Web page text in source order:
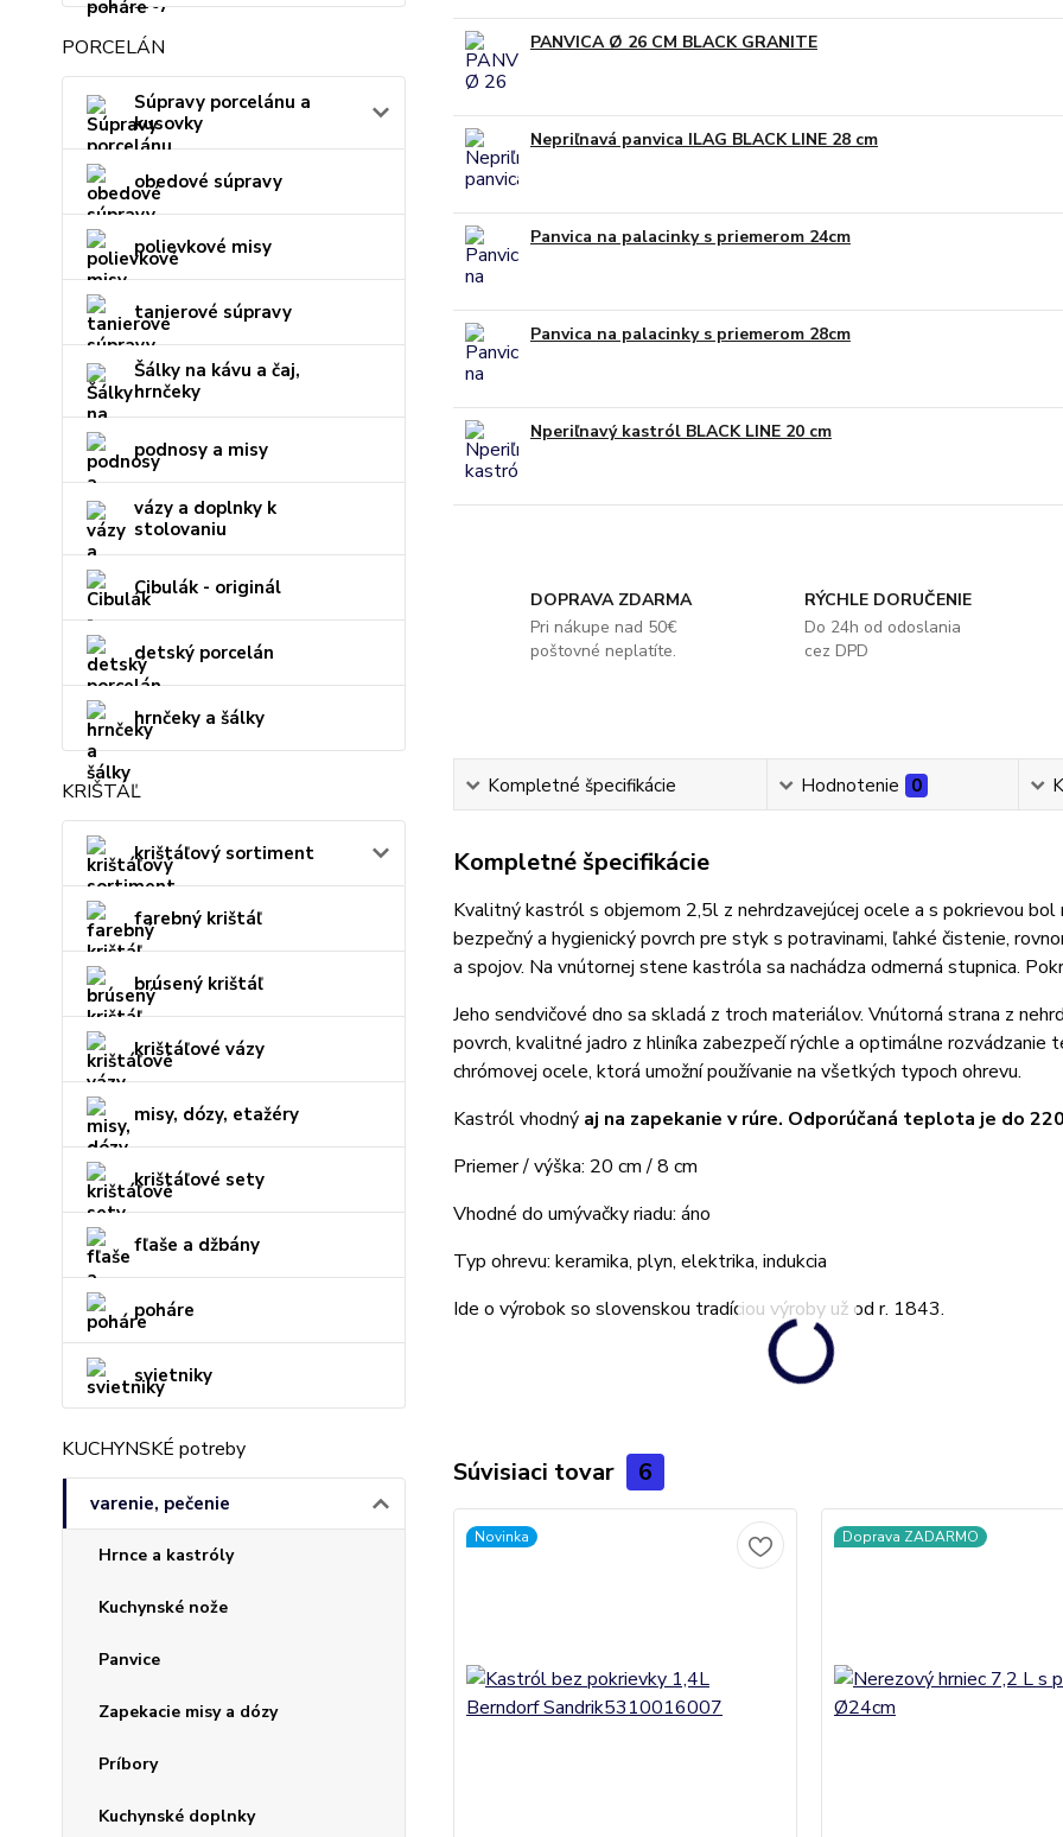
PORCELÁN
Súpravy porcelánu a
kusovky
obedové súpravy
polievkové misy
tanierové súpravy
Šálky na kávu a čaj,
hrnčeky
podnosy a misy
vázy a doplnky k
stolovaniu
Cibulák - originál
detský porcelán
hrnčeky a šálky
KRIŠTÁĽ
krištáľový sortiment
farebný krištáľ
brúsený krištáľ
krištáľové vázy
misy, dózy, etažéry
krištáľové sety
fľaše a džbány
poháre
svietniky
KUCHYNSKÉ potreby
varenie, pečenie
Hrnce a kastróly
Kuchynské nože
Panvice
Zapekacie misy a dózy
Príbory
Kuchynské doplnky
PANVICA Ø 26 CM BLACK GRANITE
Nepriľnavá panvica ILAG BLACK LINE 28 cm
Panvica na palacinky s priemerom 24cm
Panvica na palacinky s priemerom 28cm
Nperiľnavý kastról BLACK LINE 20 cm
DOPRAVA ZDARMA
Pri nákupe nad 50€
poštovné neplatíte.
RÝCHLE DORUČENIE
Do 24h od odoslania
cez DPD
Kompletné špecifikácie Hodnotenie 0
Kompletné špecifikácie
Kvalitný kastról s objemom 2,5l z nehrdzavejúcej ocele a s pokrievou
bezpečný a hygienický povrch pre styk s potravinami, ľahké čistenie,
a spojov. Na vnútornej stene kastróla sa nachádza odmerná stupnica.
Jeho sendvičové dno sa skladá z troch materiálov. Vnútorná strana z
povrch, kvalitné jadro z hliníka zabezpečí rýchle a optimálne
chrómovej ocele, ktorá umožní používanie na všetkých typoch ohrevu.
Kastról vhodný aj na zapekanie v rúre. Odporúčaná teplota je do
Priemer / výška: 20 cm / 8 cm
Vhodné do umývačky riadu: áno
Typ ohrevu: keramika, plyn, elektrika, indukcia
Ide o výrobok so slovenskou tradíciou výroby už od r. 1843.
Súvisiaci tovar 6
Novinka Doprava ZADARMO